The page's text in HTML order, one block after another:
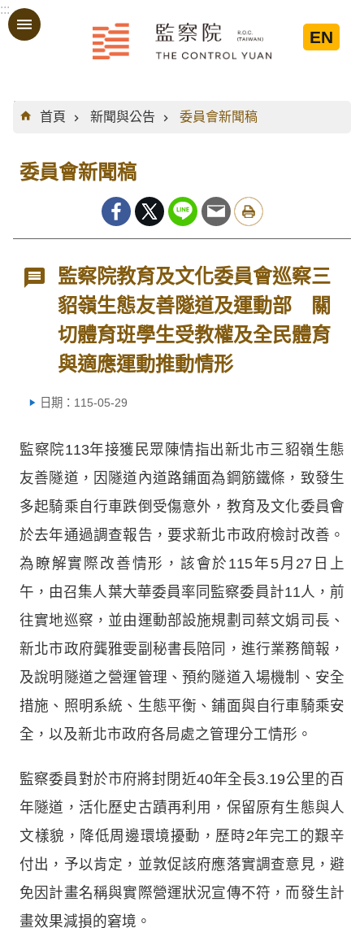
跳到主要內容區塊
:::
EN
:::
首頁
新聞與公告 委員會新聞稿
委員會新聞稿
監察院教育及文化委員會巡察三
貂嶺生態友善隧道及運動部 關
切體育班學生受教權及全民體育
與適應運動推動情形
日期：115-05-29
監察院113年接獲民眾陳情指出新北市三貂嶺生態
友善隧道，因隧道內道路鋪面為鋼筋鐵條，致發生
多起騎乘自行車跌倒受傷意外，教育及文化委員會
於去年通過調查報告，要求新北市政府檢討改善。
為瞭解實際改善情形，該會於115年5月27日上
午，由召集人葉大華委員率同監察委員計11人，前
往實地巡察，並由運動部設施規劃司蔡文娟司長、
新北市政府龔雅雯副秘書長陪同，進行業務簡報，
及說明隧道之營運管理、預約隧道入場機制、安全
措施、照明系統、生態平衡、鋪面與自行車騎乘安
全，以及新北市政府各局處之管理分工情形。
監察委員對於市府將封閉近40年全長3.19公里的百
年隧道，活化歷史古蹟再利用，保留原有生態與人
文樣貌，降低周邊環境擾動，歷時2年完工的艱辛
付出，予以肯定，並敦促該府應落實調查意見，避
免因計畫名稱與實際營運狀況宣傳不符，而發生計
畫效果減損的窘境。